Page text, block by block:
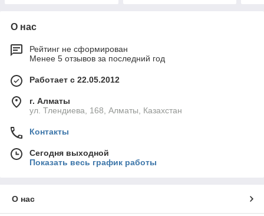
О нас
Рейтинг не сформирован
Менее 5 отзывов за последний год
Работает с 22.05.2012
г. Алматы
ул. Тлендиева, 168, Алматы, Казахстан
Контакты
Сегодня выходной
Показать весь график работы
О нас